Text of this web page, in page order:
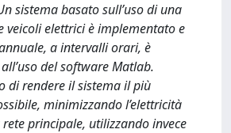
sistema basato sull’uso di una
veicoli elettrici è implementato e
a intervalli orari, è
del software Matlab.
di rendere il sistema il più
minimizzando l’elettricità
principale, utilizzando invece